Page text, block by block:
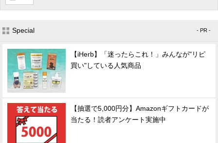
Special - PR -
【iHerb】「迷ったらこれ！」みんなが"リピ
買い"している人気商品
【抽選で5,000円分】Amazonギフトカードが
当たる！読者アンケート実施中